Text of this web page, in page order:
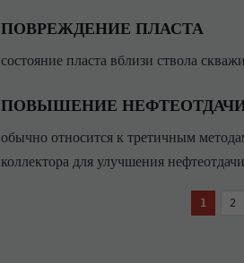
ПОВРЕЖДЕНИЕ ПЛАСТА
состояние пласта вблизи ствола
ПОВЫШЕНИЕ
обычно относится к третичным
коллектора для улучшения нефтеотдачи
1 2